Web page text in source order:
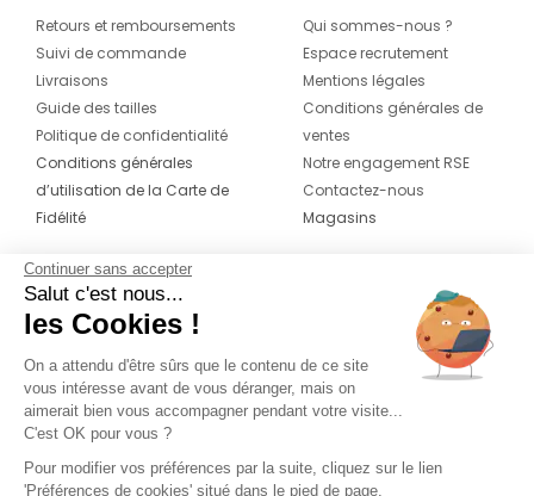
Retours et remboursements
Suivi de commande
Livraisons
Guide des tailles
Politique de confidentialité
Conditions générales
d’utilisation de la Carte de
Fidélité
Qui sommes-nous ?
Espace recrutement
Mentions légales
Conditions générales de
ventes
Notre engagement RSE
Contactez-nous
Magasins
CONTACT
04 42 20 78 42
Du lundi au jeudi de 8h30 à 16h30 & le
vendredi de 8h30 à 15h30
Continuer sans accepter
Salut c'est nous...
les Cookies !
On a attendu d'être sûrs que le contenu de ce site
vous intéresse avant de vous déranger, mais on
aimerait bien vous accompagner pendant votre visite...
C'est OK pour vous ?
Pour modifier vos préférences par la suite, cliquez sur le lien
'Préférences de cookies' situé dans le pied de page.